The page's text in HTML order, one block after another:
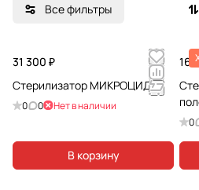
Все фильтры
31 300 ₽
Стерилизатор МИКРОЦИД
0 0 Нет в наличии
В корзину
16
0